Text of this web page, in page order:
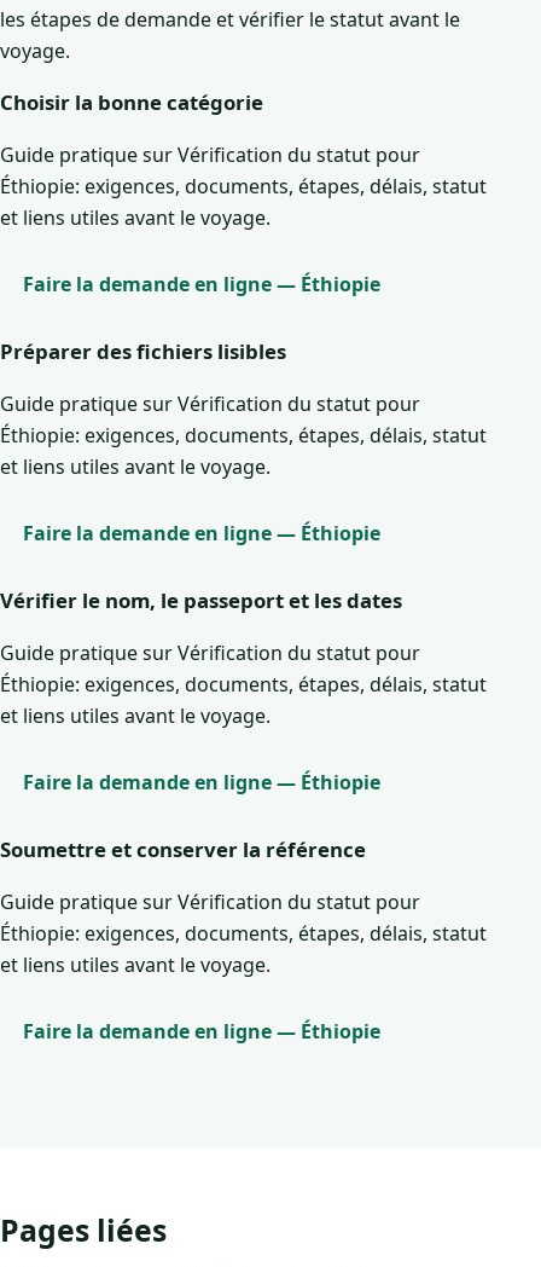
les étapes de demande et vérifier le statut avant le
voyage.
Choisir la bonne catégorie
Guide pratique sur Vérification du statut pour
Éthiopie: exigences, documents, étapes, délais, statut
et liens utiles avant le voyage.
Faire la demande en ligne — Éthiopie
Préparer des fichiers lisibles
Guide pratique sur Vérification du statut pour
Éthiopie: exigences, documents, étapes, délais, statut
et liens utiles avant le voyage.
Faire la demande en ligne — Éthiopie
Vérifier le nom, le passeport et les dates
Guide pratique sur Vérification du statut pour
Éthiopie: exigences, documents, étapes, délais, statut
et liens utiles avant le voyage.
Faire la demande en ligne — Éthiopie
Soumettre et conserver la référence
Guide pratique sur Vérification du statut pour
Éthiopie: exigences, documents, étapes, délais, statut
et liens utiles avant le voyage.
Faire la demande en ligne — Éthiopie
Pages liées